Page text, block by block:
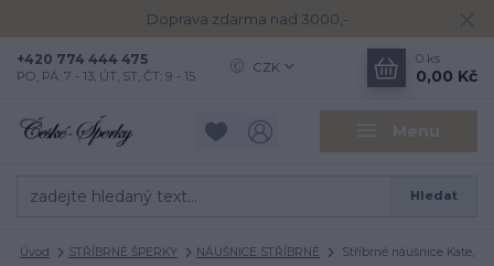
Doprava zdarma nad 3000,-
Menu
CZK
Hledat
+420 774 444 475
PO, PÁ: 7 - 13, ÚT, ST, ČT: 9 - 15
0 ks
0,00 Kč
Úvod STŘÍBRNÉ ŠPERKY NÁUŠNICE STŘÍBRNÉ
Stříbrné náušnice Kate,